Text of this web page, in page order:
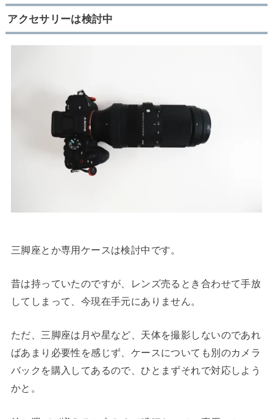
アクセサリーは検討中
三脚座とか専用ケースは検討中です。
昔は持っていたのですが、レンズ売るとき合わせて手放
してしまって、今現在手元にありません。
ただ、三脚座は月や星など、天体を撮影しないのであれ
ばあまり必要性を感じず、ケースについても別のカメラ
バックを購入してあるので、ひとまずそれで対応しよう
かと。